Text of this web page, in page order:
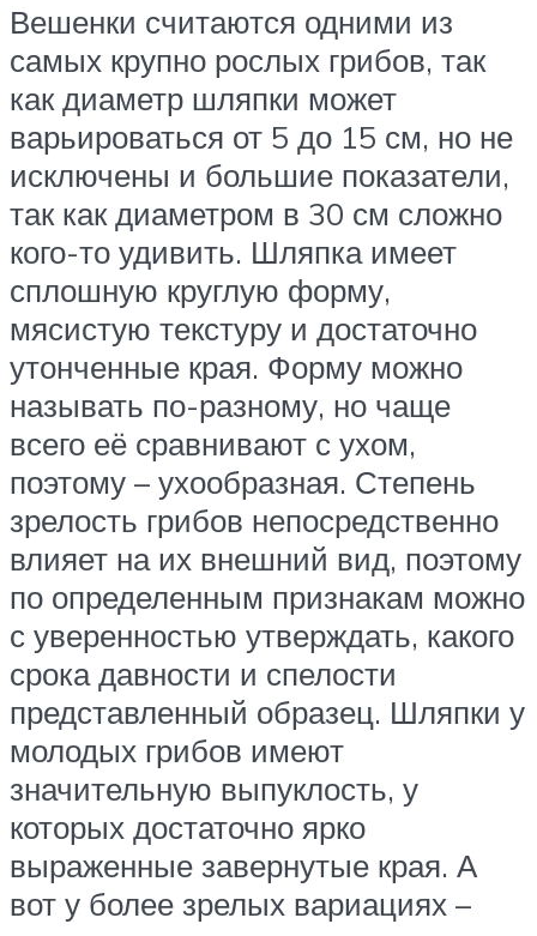
Вешенки считаются одними из
самых крупно рослых грибов, так
как диаметр шляпки может
варьироваться от 5 до 15 см, но не
исключены и большие показатели,
так как диаметром в 30 см сложно
кого-то удивить. Шляпка имеет
сплошную круглую форму,
мясистую текстуру и достаточно
утонченные края. Форму можно
называть по-разному, но чаще
всего её сравнивают с ухом,
поэтому – ухообразная. Степень
зрелость грибов непосредственно
влияет на их внешний вид, поэтому
по определенным признакам можно
с уверенностью утверждать, какого
срока давности и спелости
представленный образец. Шляпки у
молодых грибов имеют
значительную выпуклость, у
которых достаточно ярко
выраженные завернутые края. А
вот у более зрелых вариациях –